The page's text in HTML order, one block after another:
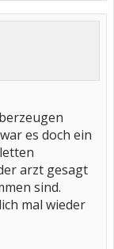
es doch ein
arzt gesagt
sind.
mal wieder